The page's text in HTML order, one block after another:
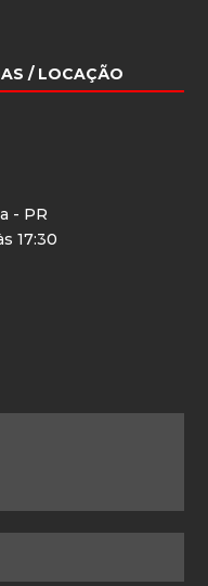
/ LOCAÇÃO
- PR
17:30